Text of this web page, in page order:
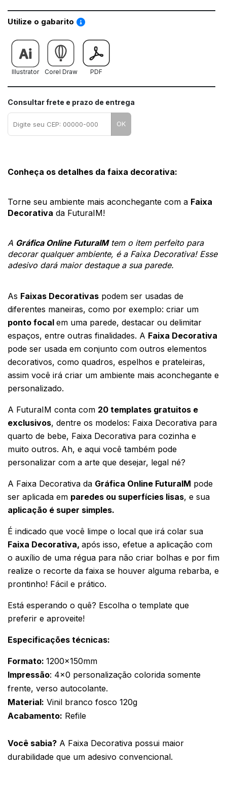
Utilize o gabarito Saiba como utilizar os nossos gabaritos
Illustrator Corel Draw PDF
Consultar frete e prazo de entrega
OK
Conheça os detalhes da faixa decorativa:
Torne seu ambiente mais aconchegante com a Faixa
Decorativa da FuturaIM!
A Gráfica Online FuturaIM tem o item perfeito para
decorar qualquer ambiente, é a Faixa Decorativa! Esse
adesivo dará maior destaque a sua parede.
As Faixas Decorativas podem ser usadas de
ponto focal em uma parede, destacar ou delimitar
espaços, entre outras finalidades. A Faixa Decorativa
pode ser usada em conjunto com outros elementos
decorativos, como quadros, espelhos e prateleiras,
assim você irá criar um ambiente mais aconchegante e
personalizado.
A FuturaIM conta com 20 templates gratuitos e
exclusivos, dentre os modelos: Faixa Decorativa para
quarto de bebe, Faixa Decorativa para cozinha e
muito outros. Ah, e aqui você também pode
personalizar com a arte que desejar, legal né?
A Faixa Decorativa da Gráfica Online FuturaIM pode
ser aplicada em paredes ou superfícies lisas
aplicação é super simples.
É indicado que você limpe o local que irá colar sua
Faixa Decorativa, após isso, efetue a aplicação com
o auxílio de uma régua para não criar bolhas e por fim
realize o recorte da faixa se houver alguma rebarba, e
prontinho! Fácil e prático.
Está esperando o quê? Escolha o template que
preferir e aproveite!
Especificações técnicas:
Formato: 1200x150mm
Impressão: 4x0 personalização colorida somente
frente, verso autocolante.
Material: Vinil branco fosco 120g
Acabamento: Refile
Você sabia? A Faixa Decorativa possui maior
durabilidade que um adesivo convencional.